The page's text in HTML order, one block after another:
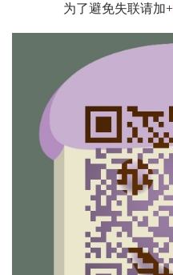
为了避免失联请加+